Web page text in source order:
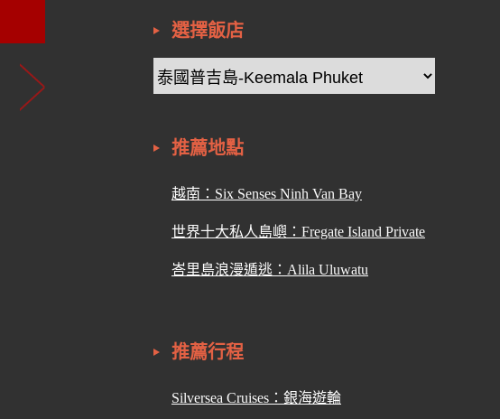
選擇飯店
推薦地點
越南：Six Senses Ninh Van Bay
世界十大私人島嶼：Fregate Island Private
峇里島浪漫遁逃：Alila Uluwatu
推薦行程
Silversea Cruises：銀海遊輪